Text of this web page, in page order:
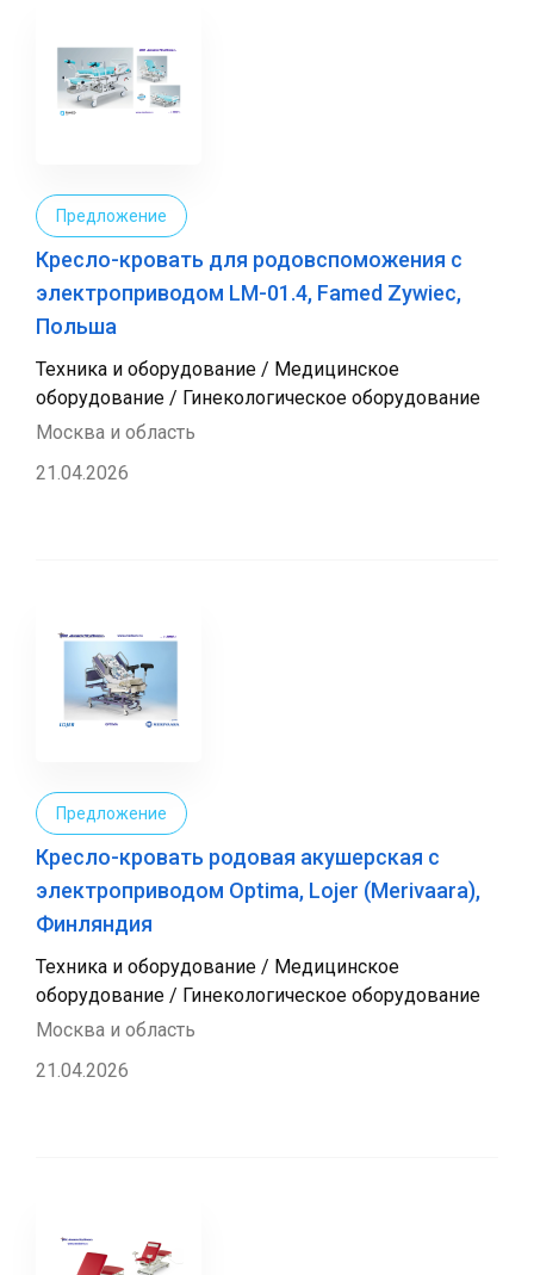
Предложение
Кресло-кровать для родовспоможения с
электроприводом LM-01.4, Famed Zywiec,
Польша
Техника и оборудование / Медицинское
оборудование / Гинекологическое оборудование
Москва и область
21.04.2026
Предложение
Кресло-кровать родовая акушерская с
электроприводом Optima, Lojer (Merivaara),
Финляндия
Техника и оборудование / Медицинское
оборудование / Гинекологическое оборудование
Москва и область
21.04.2026